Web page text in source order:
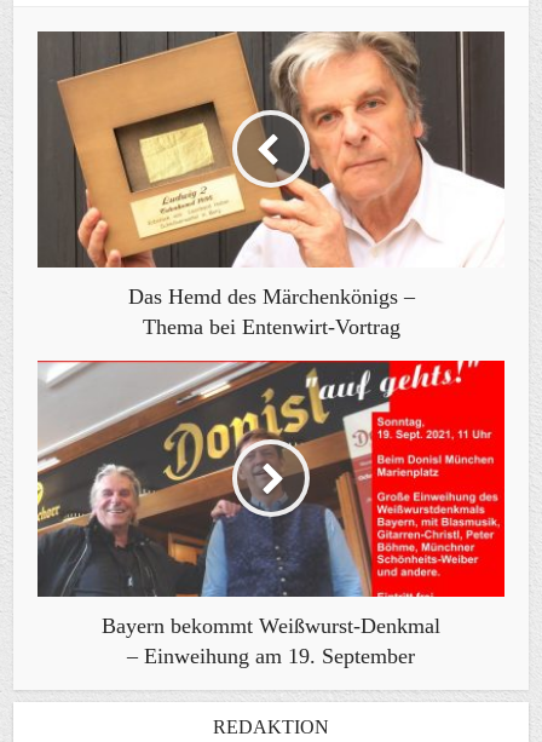
Das Hemd des Märchenkönigs –
Thema bei Entenwirt-Vortrag
Bayern bekommt Weißwurst-Denkmal
– Einweihung am 19. September
REDAKTION